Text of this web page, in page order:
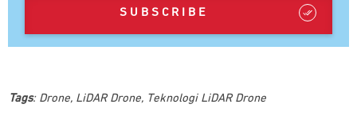
SUBSCRIBE
Tags: Drone, LiDAR Drone, Teknologi LiDAR Drone